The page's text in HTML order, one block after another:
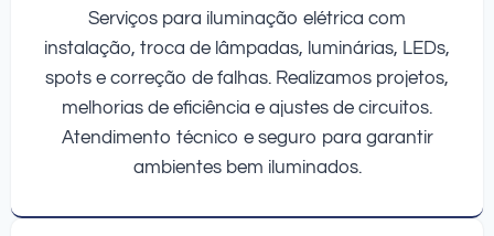
Serviços para iluminação elétrica com
instalação, troca de lâmpadas, luminárias, LEDs,
spots e correção de falhas. Realizamos projetos,
melhorias de eficiência e ajustes de circuitos.
Atendimento técnico e seguro para garantir
ambientes bem iluminados.